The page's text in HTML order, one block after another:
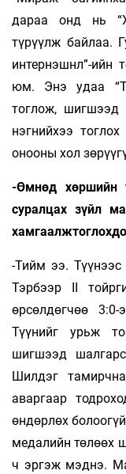
дараа онд нь
түрүүлж байлаа.
интернэшнл”-ийн
юм. Энэ удаа
тоглож, шигшээд
нэгнийхээ
онооны хол
-Өмнөд хөршийн
суралцах зүйл
-Тийм ээ.
Тэрбээр II
өрсөлдөгчөө
Түүнийг урьж
шигшээд
Шилдэг
аваргаар
өндөрлөх
медалийн төлөөх
ч эргэж мэднэ.